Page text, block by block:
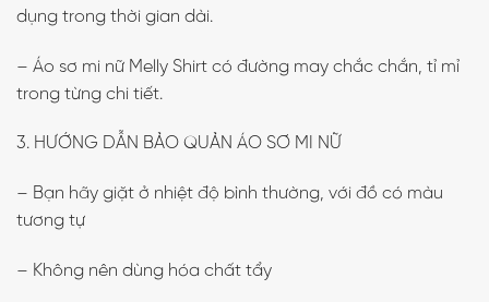
dụng trong thời gian dài.
– Áo sơ mi nữ Melly Shirt có đường may chắc chắn, tỉ mỉ
trong từng chi tiết.
3. HƯỚNG DẪN BẢO QUẢN ÁO SƠ MI NỮ
– Bạn hãy giặt ở nhiệt độ bình thường, với đồ có màu
tương tự
– Không nên dùng hóa chất tẩy